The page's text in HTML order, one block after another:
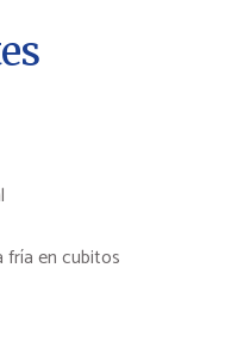
fría en cubitos